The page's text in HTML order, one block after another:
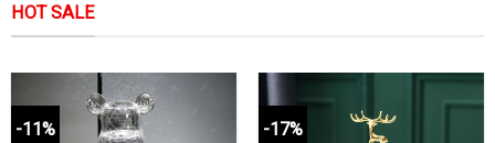
HOT SALE
-11% -17%